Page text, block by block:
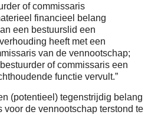
of commissaris
financieel belang
een bestuurslid een
heeft met een
van de vennootschap;
of commissaris een
functie vervult.”
(potentieel) tegenstrijdig belang
voor de vennootschap terstond te